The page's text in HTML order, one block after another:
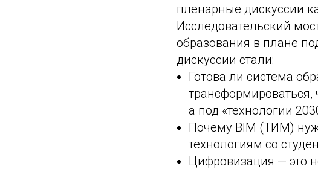
пленарные дискуссии
Исследовательский
образования в плане
дискуссии стали:
Готова ли система
трансформироваться,
а под «технологии
Почему BIM (ТИМ)
технологиям со
Цифровизация — это